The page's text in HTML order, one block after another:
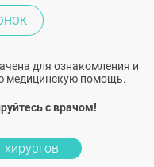
для ознакомления и
медицинскую помощь.
с врачом!